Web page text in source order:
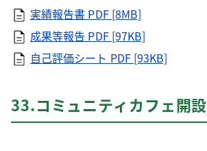
実績報告書 PDF [8MB]
成果等報告 PDF [97KB]
自己評価シート PDF [93KB]
33.コミュニティカフェ開